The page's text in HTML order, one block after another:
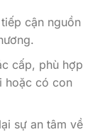
cận nguồn
cấp, phù hợp
hoặc có con
sự an tâm về